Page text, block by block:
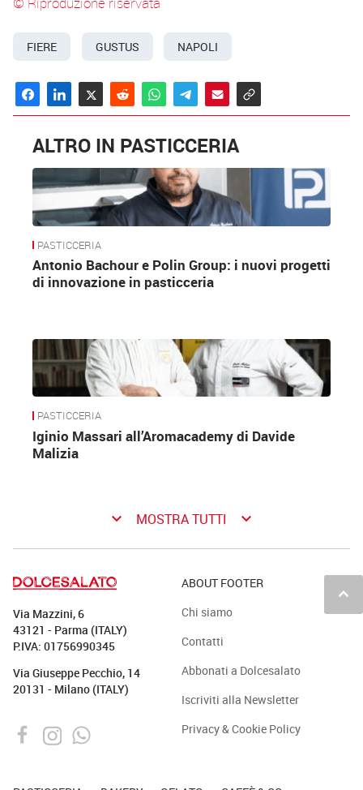
FIERE GUSTUS NAPOLI
ALTRO IN PASTICCERIA
PASTICCERIA
Antonio Bachour e Polin Group: i nuovi progetti
di innovazione in pasticceria
PASTICCERIA
Iginio Massari all’Aromacademy di Davide
Malizia
keyboard_arrow_down MOSTRA TUTTI keyboard_arrow_down
keyboard_arrow_up
Via Mazzini, 6
43121 - Parma (ITALY)
P.IVA: 01756990345
Via Giuseppe Pecchio, 14
20131 - Milano (ITALY)
ABOUT FOOTER
Chi siamo
Contatti
Abbonati a Dolcesalato
Iscriviti alla Newsletter
Privacy & Cookie Policy